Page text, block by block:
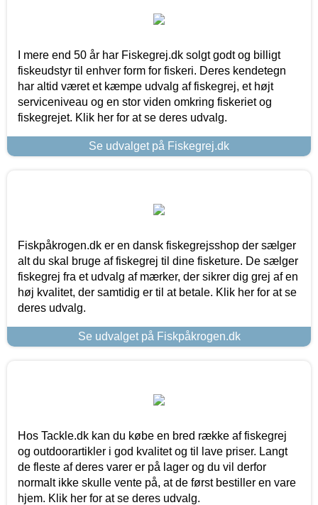
I mere end 50 år har Fiskegrej.dk solgt godt og billigt
fiskeudstyr til enhver form for fiskeri. Deres kendetegn
har altid været et kæmpe udvalg af fiskegrej, et højt
serviceniveau og en stor viden omkring fiskeriet og
fiskegrejet. Klik her for at se deres udvalg.
Se udvalget på Fiskegrej.dk
Fiskpåkrogen.dk er en dansk fiskegrejsshop der sælger
alt du skal bruge af fiskegrej til dine fisketure. De sælger
fiskegrej fra et udvalg af mærker, der sikrer dig grej af en
høj kvalitet, der samtidig er til at betale. Klik her for at se
deres udvalg.
Se udvalget på Fiskpåkrogen.dk
Hos Tackle.dk kan du købe en bred række af fiskegrej
og outdoorartikler i god kvalitet og til lave priser. Langt
de fleste af deres varer er på lager og du vil derfor
normalt ikke skulle vente på, at de først bestiller en vare
hjem. Klik her for at se deres udvalg.